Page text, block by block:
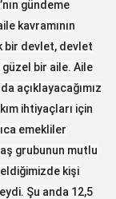
gündeme
kavramının
bir devlet, devlet
bir aile. Aile
açıklayacağımız
ihtiyaçları için
emekliler
grubunun mutlu
kişi
Şu anda 12,5